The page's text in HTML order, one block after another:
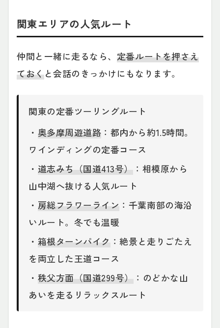
関東エリアの人気ルート
仲間と一緒に走るなら、 定番ルートを押さえ
ておくと会話のきっかけにもなります。
関東の定番ツーリングルート
・ 奥多摩周遊道路 ：都内から約1.5時間。
ワインディングの定番コース
・ 道志みち（国道413号）
：相模原から
山中湖へ抜ける人気ルート
・ 房総フラワーライン ：千葉南部の海沿
いルート。冬でも温暖
・ 箱根ターンパイク ：絶景と走りごたえ
を両立した王道コース
・ 秩父方面（国道299号）
：のどかな山
あいを走るリラックスルート